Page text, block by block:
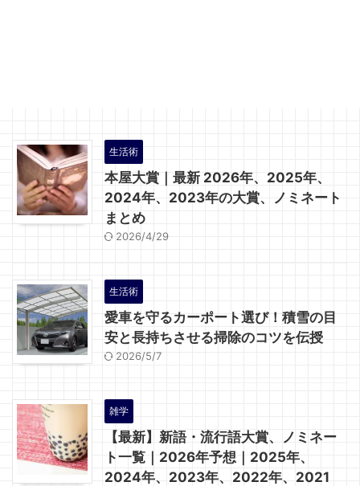
生活術
本屋大賞｜最新 2026年、2025年、
2024年、2023年の大賞、ノミネート
まとめ
2026/4/29
生活術
愛車を守るカーポート選び！積雪の目
安と長持ちさせる掃除のコツを伝授
2026/5/7
雑学
【最新】新語・流行語大賞、ノミネー
ト一覧｜2026年予想｜2025年、
2024年、2023年、2022年、2021